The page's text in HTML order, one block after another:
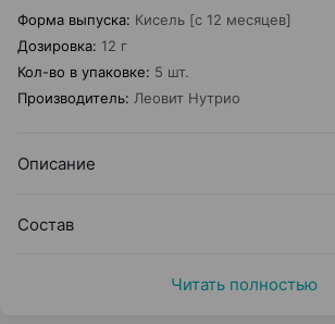
Форма выпуска: Кисель [с 12 месяцев]
Дозировка: 12 г
Кол-во в упаковке: 5 шт.
Производитель: Леовит Нутрио
Описание
Состав
Читать полностью